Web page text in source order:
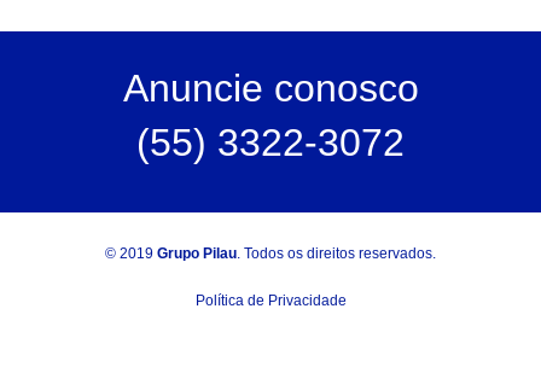
Anuncie conosco
(55) 3322-3072
© 2019 Grupo Pilau. Todos os direitos reservados.
Política de Privacidade